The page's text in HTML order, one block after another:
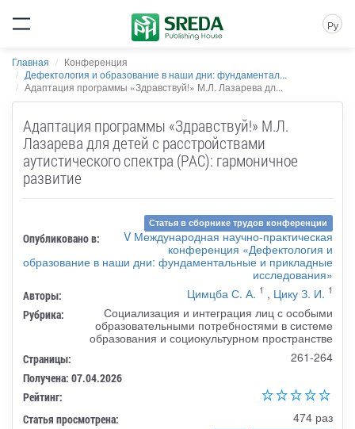
Ру
Главная
Конференция
Дефектология и образование в наши дни: фундаментал...
Адаптация программы «Здравствуй!» М.Л. Лазарева дл...
Адаптация программы «Здравствуй!» М.Л.
Лазарева для детей с расстройствами
аутистического спектра (РАС): гармоничное
развитие
Статья в сборнике трудов конференции
Опубликовано в:
V Международная научно-практическая
конференция «Дефектология и
образование в наши дни: фундаментальные и прикладные
исследования»
Авторы: Цимцба С. А. 1 , Цику З. И. 1
Рубрика:
Социализация и интеграция лиц с особыми
образовательными потребностями в системе
образования и социокультурном пространстве
Страницы: 261-264
Получена: 07.04.2026
Рейтинг:
Статья просмотрена:
474 раз